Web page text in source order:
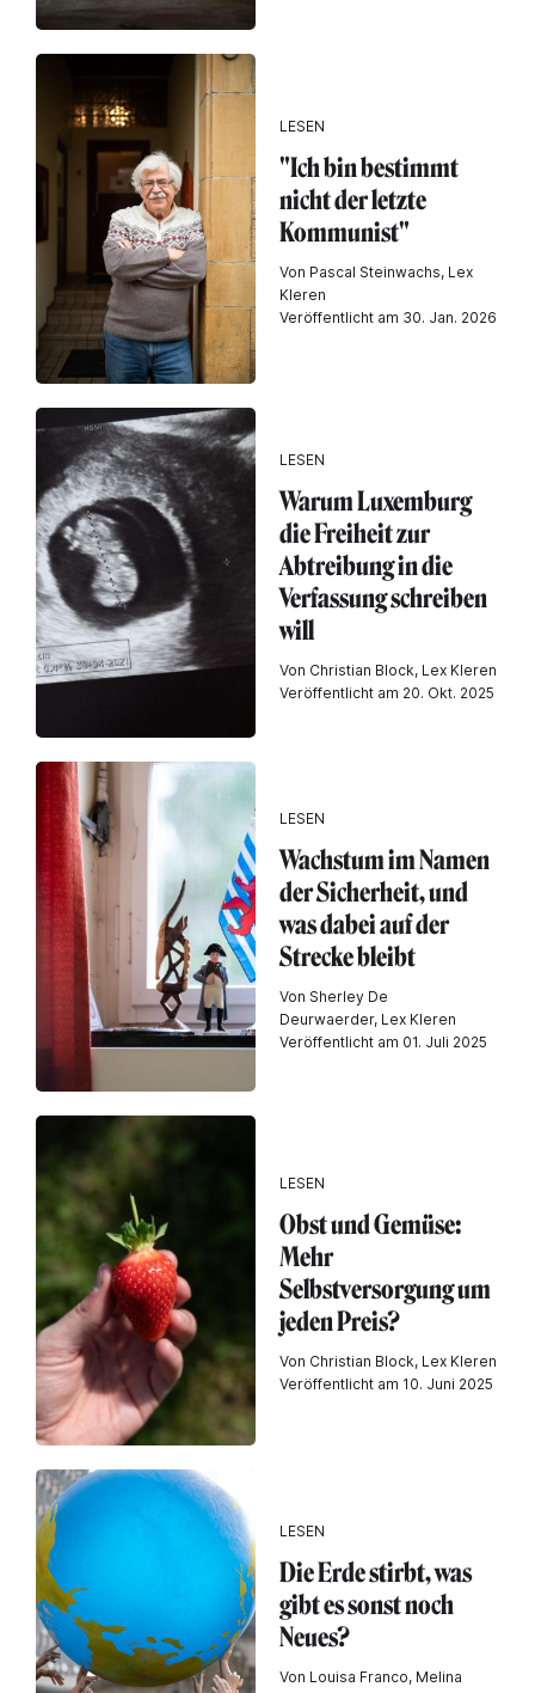
LESEN
"Ich bin bestimmt
nicht der letzte
Kommunist"
Von Pascal Steinwachs, Lex
Kleren
Veröffentlicht am 30. Jan. 2026
LESEN
Warum Luxemburg
die Freiheit zur
Abtreibung in die
Verfassung schreiben
will
Von Christian Block, Lex Kleren
Veröffentlicht am 20. Okt. 2025
LESEN
Wachstum im Namen
der Sicherheit, und
was dabei auf der
Strecke bleibt
Von Sherley De
Deurwaerder, Lex Kleren
Veröffentlicht am 01. Juli 2025
LESEN
Obst und Gemüse:
Mehr
Selbstversorgung um
jeden Preis?
Von Christian Block, Lex Kleren
Veröffentlicht am 10. Juni 2025
LESEN
Die Erde stirbt, was
gibt es sonst noch
Neues?
Von Louisa Franco, Melina